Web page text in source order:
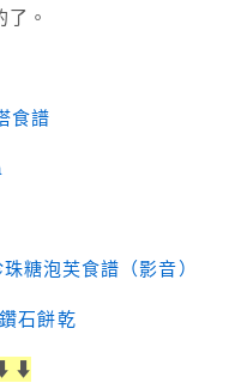
。
食譜
糖泡芙食譜（影音）
石餅乾
⬇️